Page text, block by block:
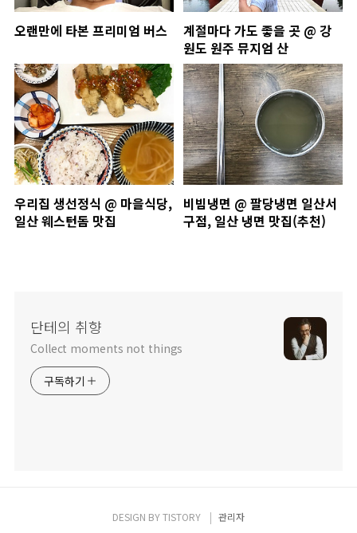
오랜만에 타본 프리미엄 버스
계절마다 가도 좋을 곳 @ 강
원도 원주 뮤지엄 산
우리집 생선정식 @ 마을식당,
일산 웨스턴돔 맛집
비빔냉면 @ 팔당냉면 일산서
구점, 일산 냉면 맛집(추천)
단테의 취향
Collect moments not things
구독하기
DESIGN BYTISTORY 관리자